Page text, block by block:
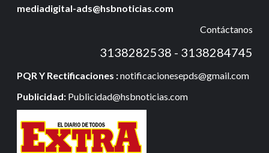
mediadigital-ads@hsbnoticias.com
Contáctanos
3138282538 - 3138284745
PQR Y Rectificaciones :notificacionesepds@gmail.com
Publicidad: Publicidad@hsbnoticias.com